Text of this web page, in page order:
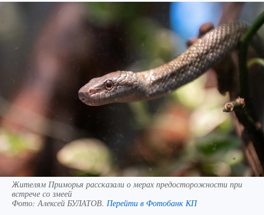
Жителям Приморья рассказали о мерах предосторожности при
встрече со змеей
Фото:Алексей БУЛАТОВ. Перейти в Фотобанк КП